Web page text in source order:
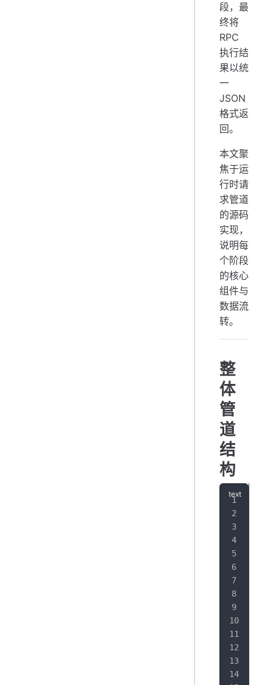
段，最
终将
RPC
执行结
果以统
一
JSON
格式返
回。
本文聚
焦于运
行时请
求管道
的源码
实现，
说明每
个阶段
的核心
组件与
数据流
转。
整
体
管
道
结
构